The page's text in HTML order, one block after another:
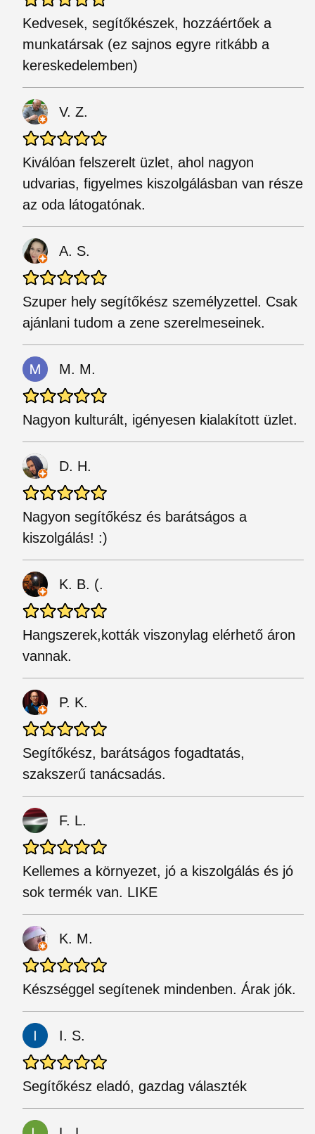
Kedvesek, segítőkészek, hozzáértőek a
munkatársak (ez sajnos egyre ritkább a
kereskedelemben)
V. Z.
Kiválóan felszerelt üzlet, ahol nagyon
udvarias, figyelmes kiszolgálásban van része
az oda látogatónak.
A. S.
Szuper hely segítőkész személyzettel. Csak
ajánlani tudom a zene szerelmeseinek.
M. M.
Nagyon kulturált, igényesen kialakított üzlet.
D. H.
Nagyon segítőkész és barátságos a
kiszolgálás! :)
K. B. (.
Hangszerek,kották viszonylag elérhető áron
vannak.
P. K.
Segítőkész, barátságos fogadtatás,
szakszerű tanácsadás.
F. L.
Kellemes a környezet, jó a kiszolgálás és jó
sok termék van. LIKE
K. M.
Készséggel segítenek mindenben. Árak jók.
I. S.
Segítőkész eladó, gazdag választék